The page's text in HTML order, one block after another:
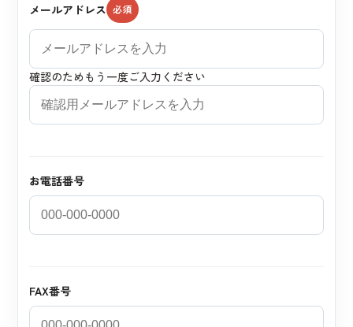
メールアドレス
確認のためもう一度ご入力ください
お電話番号
FAX番号